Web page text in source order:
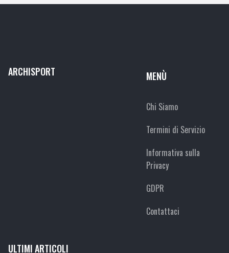
ARCHISPORT MENÙ
Chi Siamo
Termini di Servizio
Informativa sulla
Privacy
GDPR
Contattaci
ULTIMI ARTICOLI